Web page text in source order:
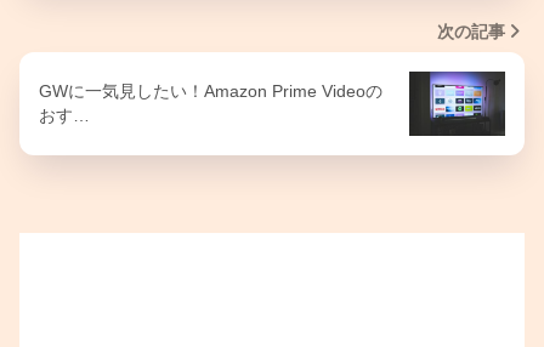
次の記事
GWに一気見したい！Amazon Prime Videoの
おす…